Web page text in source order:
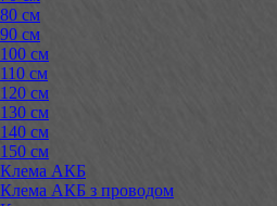
80 см
90 см
100 см
110 см
120 см
130 см
140 см
150 см
Клема АКБ
Клема АКБ з проводом